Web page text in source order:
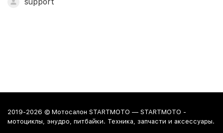
support
2019-2026 © Мотосалон STARTMOTO — STARTMOTO -
мотоциклы, энудро, питбайки. Техника, запчасти и аксессуары.